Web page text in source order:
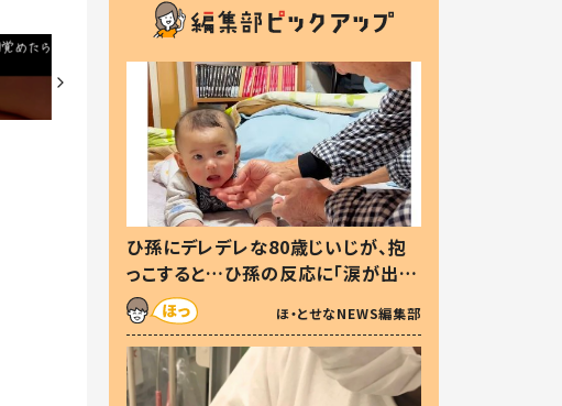
ひ孫にデレデレな80歳じいじが、抱
っこすると…ひ孫の反応に「涙が出ま
した」「可愛くて仕方ない」
ほ・とせなNEWS編集部